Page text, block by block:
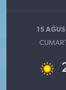
15